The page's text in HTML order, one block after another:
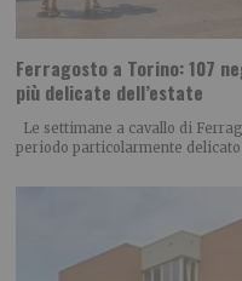
Ferragosto a Torino: 107
più delicate dell’estate
Le settimane a cavallo di
periodo particolarmente